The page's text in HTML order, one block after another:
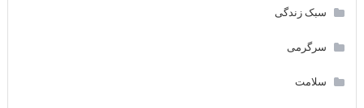
سبک زندگی
سرگرمی
سلامت